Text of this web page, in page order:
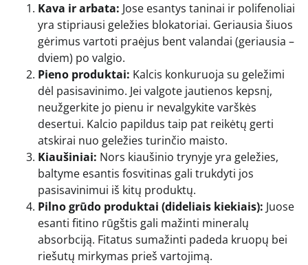
Kava ir arbata: Jose esantys taninai ir polifenoliai
yra stipriausi geležies blokatoriai. Geriausia šiuos
gėrimus vartoti praėjus bent valandai (geriausia –
dviem) po valgio.
Pieno produktai: Kalcis konkuruoja su geležimi
dėl pasisavinimo. Jei valgote jautienos kepsnį,
neužgerkite jo pienu ir nevalgykite varškės
desertui. Kalcio papildus taip pat reikėtų gerti
atskirai nuo geležies turinčio maisto.
Kiaušiniai: Nors kiaušinio trynyje yra geležies,
baltyme esantis fosvitinas gali trukdyti jos
pasisavinimui iš kitų produktų.
Pilno grūdo produktai (dideliais kiekiais): Juose
esanti fitino rūgštis gali mažinti mineralų
absorbciją. Fitatus sumažinti padeda kruopų bei
riešutų mirkymas prieš vartojimą.